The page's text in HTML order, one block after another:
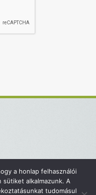
a honlap felhasználói
alkalmazunk. A
tudomásul